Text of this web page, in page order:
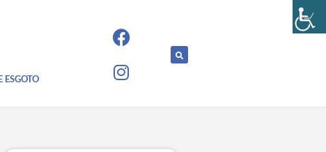
ESGOTO